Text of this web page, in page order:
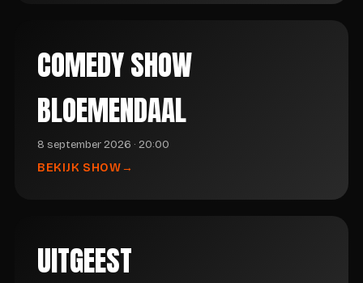
COMEDY SHOW
BLOEMENDAAL
8 september 2026 · 20:00
BEKIJK SHOW
UITGEEST